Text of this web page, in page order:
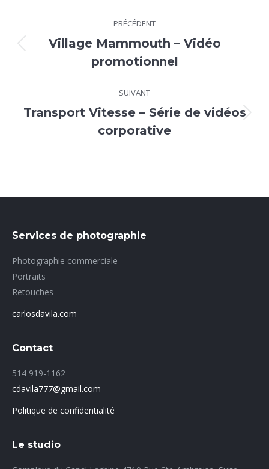
Navigation
de
commentaire
PRÉCÉDENT
Onglet
précédent
Village Mammouth – Vidéo
promotionnel
SUIVANT
Projets
similaires
Transport Vitesse – Série de vidéos
corporative
Services de photographie
Photographie commerciale
Portraits
Retouches
carlosdavila.com
Contact
514 919-1162
cdavila777@gmail.com
Politique de confidentialité
Le studio